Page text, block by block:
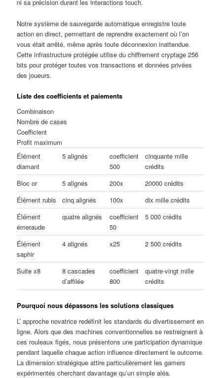
ni sa précision durant les interactions touch.
Notre système de sauvegarde automatique enregistre toute
action en direct, permettant de reprendre exactement où l’on
vous était arrêté, même après toute déconnexion inattendue.
Cette infrastructure protégée utilise du chiffrement cryptage 256
bits pour protéger toutes vos transactions et données privées
des joueurs.
Liste des coefficients et paiements
Combinaison
Nombre de cases
Coefficient
Profit maximum
Élément
diamant
5 alignés
coefficient
500
cinquante mille
crédits
Bloc or
5 alignés 200x
20000 crédits
Élément rubis
cinq alignés 100x
dix mille crédits
Élément
émeraude
quatre alignés
coefficient
50
5 000 crédits
Élément
saphir
4 alignés x25 2 500 crédits
Suite x8
8 cascades
d’affilée
coefficient
800
quatre-vingt mille
crédits
Pourquoi nous dépassons les solutions classiques
L’ approche novatrice redéfinit les standards du divertissement en
ligne. Alors que des machines conventionnelles se restreignent à
ces rouleaux figés, nous présentons une participation dynamique
pendant laquelle chaque action influence directement le outcome.
La dimension stratégique attire particulièrement les gamers
expérimentés cherchant davantage qu’un simple aléa.